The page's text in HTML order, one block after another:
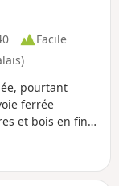
Facile
pourtant
ferrée
et bois en fin